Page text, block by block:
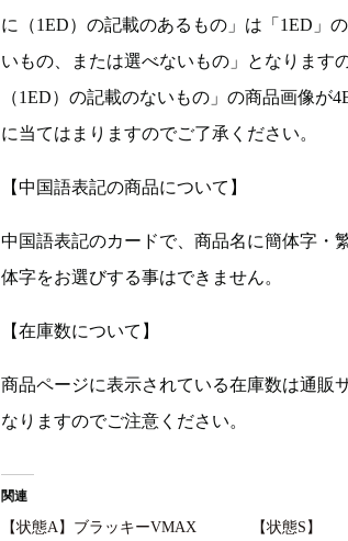
に（1ED）の記載のあるもの」は「1ED」
いもの、または選べないもの」となります
（1ED）の記載のないもの」の商品画像が
に当てはまりますのでご了承ください。
【中国語表記の商品について】
中国語表記のカードで、商品名に簡体字・
体字をお選びする事はできません。
【在庫数について】
商品ページに表示されている在庫数は通販
なりますのでご注意ください。
関連
【状態A】ブラッキーVMAX
【状態S】